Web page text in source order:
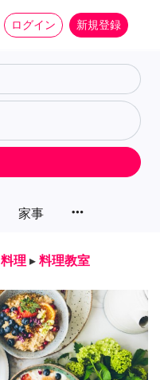
ログイン 新規登録
家事 more_horiz
料理 ▸ 料理教室